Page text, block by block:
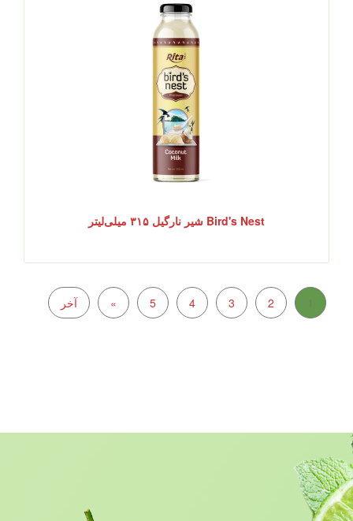
Bird's Nest شیر نارگیل ۳۱۵ میلی‌لیتر
1
2
3
4
5
» آخر